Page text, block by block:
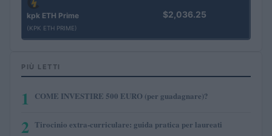
kpk ETH Prime
(KPK ETH PRIME)
$2,036.25
PIÙ LETTI
1 COME INVESTIRE 500 EURO (per guadagnare)?
2 Tirocinio extra-curriculare: guida pratica per laureati